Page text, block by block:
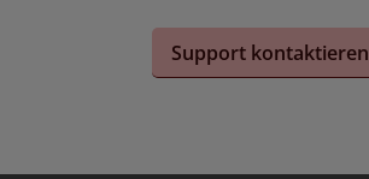
Support kontaktieren